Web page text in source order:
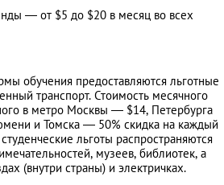
— от $5 до $20 в месяц во всех
обучения предоставляются льготные
транспорт. Стоимость месячного
в метро Москвы — $14, Петербурга
и Томска — 50% скидка на каждый
льготы распространяются
музеев, библиотек, а
(внутри страны) и электричках.